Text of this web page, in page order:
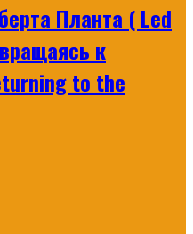
Планта ( Led
к
to the